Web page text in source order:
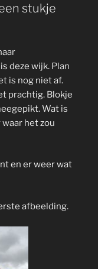
stukje
deze wijk. Plan
is nog niet af.
prachtig. Blokje
Wat is
het zou
en er weer wat
afbeelding.